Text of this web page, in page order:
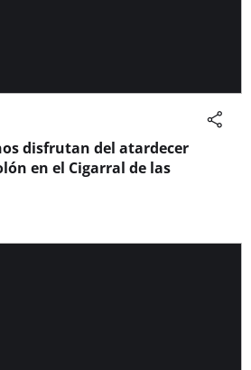
disfrutan del atardecer
en el Cigarral de las